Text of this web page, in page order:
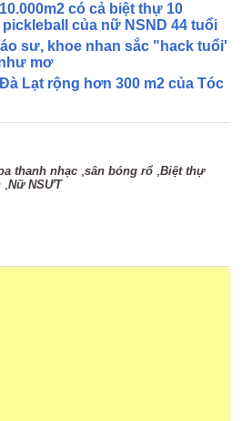
có cả biệt thự 10
của nữ NSND 44 tuổi
sư, khoe nhan sắc "hack tuổi'
mơ
Lạt rộng hơn 300 m2 của Tóc
thanh nhạc ,sân bóng rổ ,Biệt thự
,Nữ NSƯT